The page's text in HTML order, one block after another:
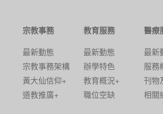
宗教事務
最新動態
宗教事務架構
黃大仙信仰+
道教推廣+
教育服務
最新動態
辦學特色
教育概況+
職位空缺
醫療
最新
服務
刊物
相關